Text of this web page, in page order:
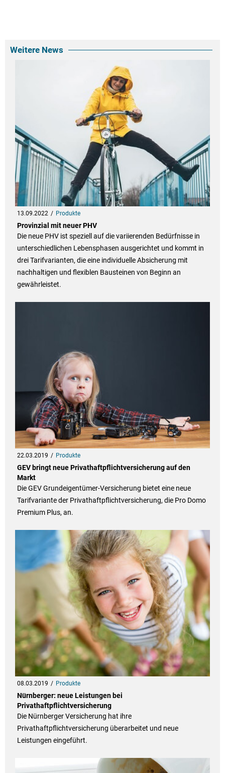
Weitere News
13.09.2022 Produkte
Provinzial mit neuer PHV
Die neue PHV ist speziell auf die variierenden Bedürfnisse in
unterschiedlichen Lebensphasen ausgerichtet und kommt in
drei Tarifvarianten, die eine individuelle Absicherung mit
nachhaltigen und flexiblen Bausteinen von Beginn an
gewährleistet.
22.03.2019 Produkte
GEV bringt neue Privathaftpflichtversicherung auf den
Markt
Die GEV Grundeigentümer-Versicherung bietet eine neue
Tarifvariante der Privathaftpflichtversicherung, die Pro Domo
Premium Plus, an.
08.03.2019 Produkte
Nürnberger: neue Leistungen bei
Privathaftpflichtversicherung
Die Nürnberger Versicherung hat ihre
Privathaftpflichtversicherung überarbeitet und neue
Leistungen eingeführt.